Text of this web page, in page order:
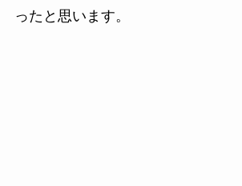
ったと思います。